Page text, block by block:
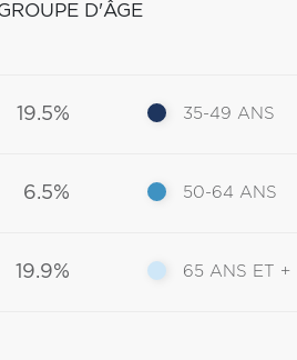
D'ÂGE
19.5%
6.5%
19.9%
35-49 ANS
50-64 ANS
65 ANS ET +